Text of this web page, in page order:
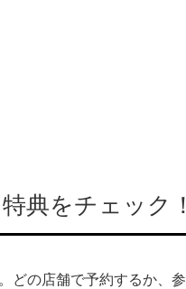
典をチェック！
どの店舗で予約するか、